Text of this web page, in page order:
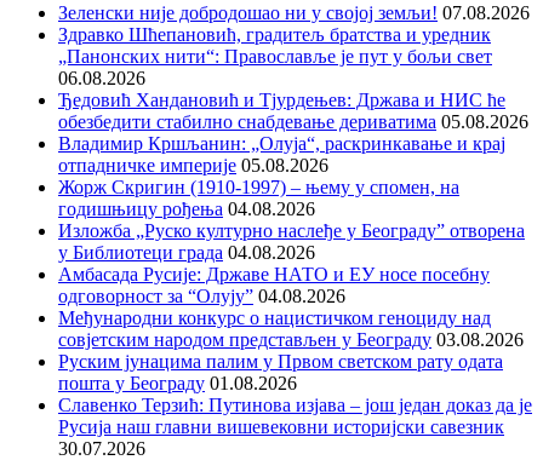
Зеленски није добродошао ни у својој земљи! 07.08.2026
Здравко Шћепановић, градитељ братства и уредник
„Панонских нити“: Православље је пут у бољи свет
06.08.2026
Ђедовић Хандановић и Тјурдењев: Држава и НИС ће
обезбедити стабилно снабдевање дериватима 05.08.2026
Владимир Кршљанин: „Олуја“, раскринкавање и крај
отпадничке империје 05.08.2026
Жорж Скригин (1910-1997) – њему у спомен, на
годишњицу рођења 04.08.2026
Изложба „Руско културно наслеђе у Београду” отворена
у Библиотеци града 04.08.2026
Амбасада Русије: Државе НАТО и ЕУ носе посебну
одговорност за “Олују” 04.08.2026
Међународни конкурс о нацистичком геноциду над
совјетским народом представљен у Београду 03.08.2026
Руским јунацима палим у Првом светском рату одата
пошта у Београду 01.08.2026
Славенко Терзић: Путинова изјава – још један доказ да је
Русија наш главни вишевековни историјски савезник
30.07.2026